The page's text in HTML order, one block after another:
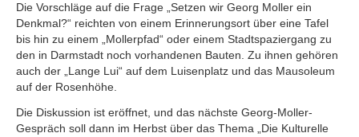
Die Vorschläge auf die Frage „Setzen wir Georg Moller ein
Denkmal?“ reichten von einem Erinnerungsort über eine Tafel
bis hin zu einem „Mollerpfad“ oder einem Stadtspaziergang zu
den in Darmstadt noch vorhandenen Bauten. Zu ihnen gehören
auch der „Lange Lui“ auf dem Luisenplatz und das Mausoleum
auf der Rosenhöhe.
Die Diskussion ist eröffnet, und das nächste Georg-Moller-
Gespräch soll dann im Herbst über das Thema „Die Kulturelle